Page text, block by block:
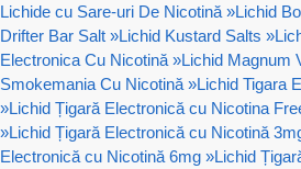
Lichide cu Sare-uri De Nicotină »Lichid
Drifter Bar Salt »Lichid Kustard Salts »
Electronica Cu Nicotină »Lichid Magnum
Smokemania Cu Nicotină »Lichid Tigara
»Lichid Țigară Electronică cu Nicotina
»Lichid Țigară Electronică cu Nicotină
Electronică cu Nicotină 6mg »Lichid